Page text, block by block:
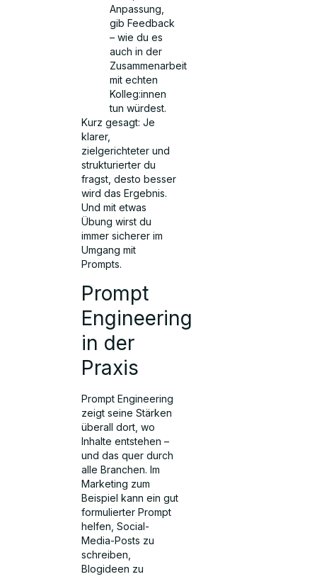
Anpassung,
gib Feedback
– wie du es
auch in der
Zusammenarbeit
mit echten
Kolleg:innen
tun würdest.
Kurz gesagt: Je
klarer,
zielgerichteter und
strukturierter du
fragst, desto besser
wird das Ergebnis.
Und mit etwas
Übung wirst du
immer sicherer im
Umgang mit
Prompts.
Prompt
Engineering
in der
Praxis
Prompt Engineering
zeigt seine Stärken
überall dort, wo
Inhalte entstehen –
und das quer durch
alle Branchen. Im
Marketing zum
Beispiel kann ein gut
formulierter Prompt
helfen, Social-
Media-Posts zu
schreiben,
Blogideen zu